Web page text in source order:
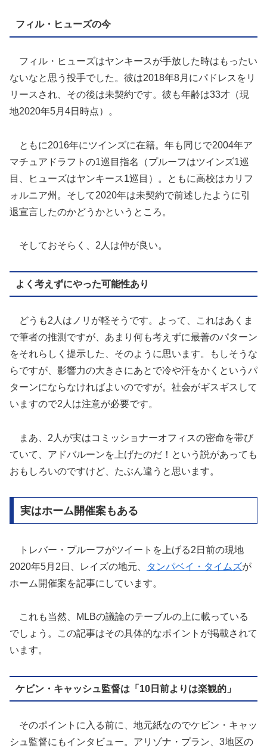
フィル・ヒューズの今
フィル・ヒューズはヤンキースが手放した時はもったい
ないなと思う投手でした。彼は2018年8月にパドレスをリ
リースされ、その後は未契約です。彼も年齢は33才（現
地2020年5月4日時点）。
ともに2016年にツインズに在籍。年も同じで2004年ア
マチュアドラフトの1巡目指名（プルーフはツインズ1巡
目、ヒューズはヤンキース1巡目）。ともに高校はカリフ
ォルニア州。そして2020年は未契約で前述したように引
退宣言したのかどうかというところ。
そしておそらく、2人は仲が良い。
よく考えずにやった可能性あり
どうも2人はノリが軽そうです。よって、これはあくま
で筆者の推測ですが、あまり何も考えずに最善のパターン
をそれらしく提示した、そのように思います。もしそうな
らですが、影響力の大きさにあとで冷や汗をかくというパ
ターンにならなければよいのですが。社会がギスギスして
いますので2人は注意が必要です。
まあ、2人が実はコミッショナーオフィスの密命を帯び
ていて、アドバルーンを上げたのだ！という説があっても
おもしろいのですけど、たぶん違うと思います。
実はホーム開催案もある
トレバー・プルーフがツイートを上げる2日前の現地
2020年5月2日、レイズの地元、
タンパベイ・タイムズが
ホーム開催案を記事にしています。
これも当然、MLBの議論のテーブルの上に載っている
でしょう。この記事はその具体的なポイントが掲載されて
います。
ケビン・キャッシュ監督は「10日前よりは楽観的」
そのポイントに入る前に、地元紙なのでケビン・キャッ
シュ監督にもインタビュー。アリゾナ・プラン、3地区の